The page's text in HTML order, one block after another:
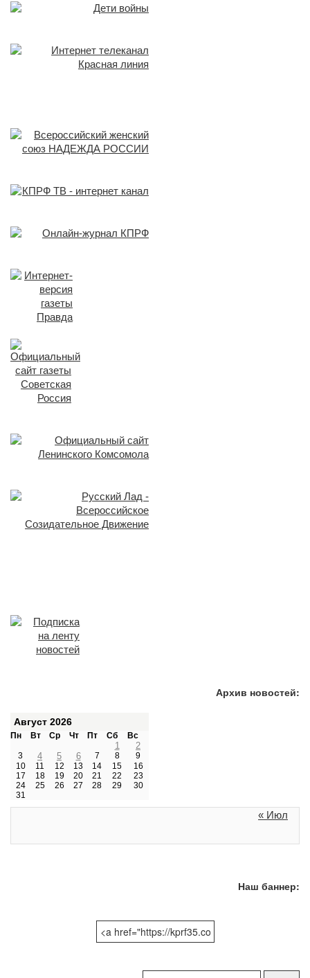
Архив новостей:
Август 2026
Пн Вт Ср Чт Пт Сб Вс
1 2
3 4 5 6 7 8
9
10
11 12 13 14 15
16
17
18 19 20 21 22
23
24
25 26 27 28 29
30
31
« Июл
Наш баннер: